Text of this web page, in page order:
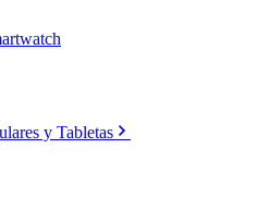
y Tabletas